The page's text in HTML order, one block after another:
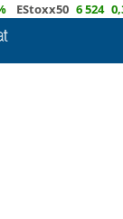
6 524 0,3%